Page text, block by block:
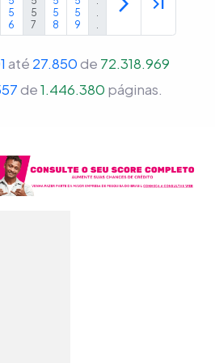
5
6
5
7
5
8
5
9
.
.
até 27.850de 72.318.969
de1.446.380 páginas.